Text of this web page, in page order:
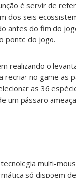
é servir de
dos seis
antes do fim do
ponto do jogo.
realizando o
recriar no game as
as 36
um pássaro
multi-
só dispõem